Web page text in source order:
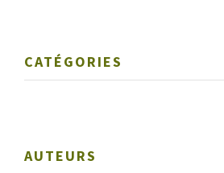
CATÉGORIES
AUTEURS